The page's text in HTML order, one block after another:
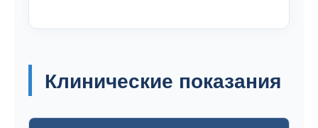
Клинические показания